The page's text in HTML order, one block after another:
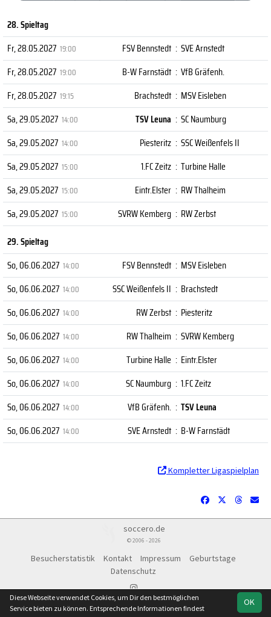
28. Spieltag
Fr, 28.05.2027 19:00 FSV Bennstedt : SVE Arnstedt
Fr, 28.05.2027 19:00 B-W Farnstädt : VfB Gräfenh.
Fr, 28.05.2027 19:15 Brachstedt : MSV Eisleben
Sa, 29.05.2027 14:00 TSV Leuna : SC Naumburg
Sa, 29.05.2027 14:00 Piesteritz : SSC Weißenfels II
Sa, 29.05.2027 15:00 1.FC Zeitz : Turbine Halle
Sa, 29.05.2027 15:00 Eintr.Elster : RW Thalheim
Sa, 29.05.2027 15:00 SVRW Kemberg : RW Zerbst
29. Spieltag
So, 06.06.2027 14:00 FSV Bennstedt : MSV Eisleben
So, 06.06.2027 14:00 SSC Weißenfels II : Brachstedt
So, 06.06.2027 14:00 RW Zerbst : Piesteritz
So, 06.06.2027 14:00 RW Thalheim : SVRW Kemberg
So, 06.06.2027 14:00 Turbine Halle : Eintr.Elster
So, 06.06.2027 14:00 SC Naumburg : 1.FC Zeitz
So, 06.06.2027 14:00 VfB Gräfenh. : TSV Leuna
So, 06.06.2027 14:00 SVE Arnstedt : B-W Farnstädt
Kompletter Ligaspielplan
soccero.de
© 2006 - 2026
Besucherstatistik Kontakt Impressum
Geburtstage
Datenschutz
OK
Diese Webseite verwendet Cookies, um Dir den bestmöglichen
Service bieten zu können. Entsprechende Informationen findest